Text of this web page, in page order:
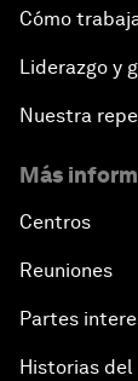
Cómo
Liderazgo y
Nuestra
Más
Centros
Reuniones
Partes
Historias del